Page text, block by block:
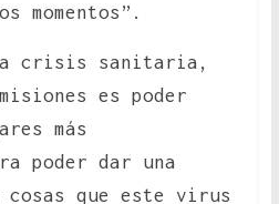
momentos”.
crisis sanitaria,
es poder
más
poder dar una
cosas que este virus